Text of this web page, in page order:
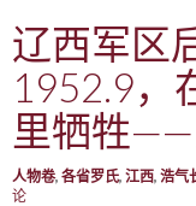
辽西军区
1952.9，
里牺牲
人物卷, 各省罗氏, 江西, 浩气
论